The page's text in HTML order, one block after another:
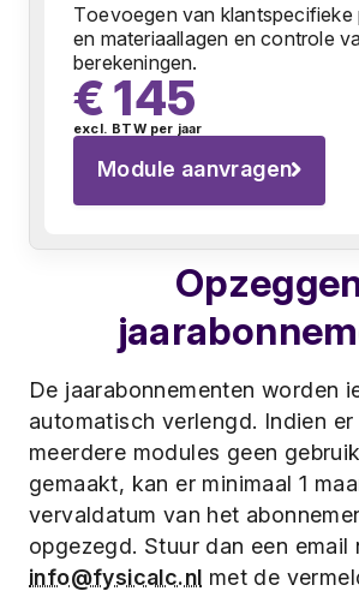
Toevoegen van klantspecifieke
en materiaallagen en controle
berekeningen.
€ 145
excl. BTW per jaar
Module aanvragen
De jaarabonnementen worden
automatisch verlengd. Indien
meerdere modules geen
gemaakt, kan er minimaal 1
vervaldatum van het
opgezegd. Stuur dan een email
info@fysicalc.nl met de